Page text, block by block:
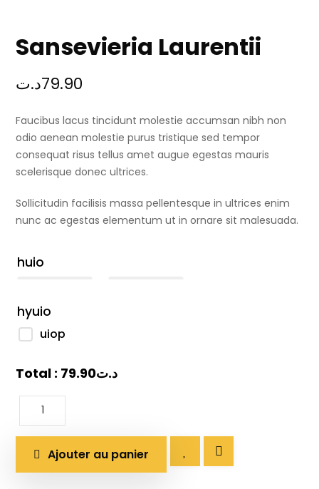
Sansevieria Laurentii
79.90د.ت
Faucibus lacus tincidunt molestie accumsan nibh non
odio aenean molestie purus tristique sed tempor
consequat risus tellus amet augue egestas mauris
scelerisque donec ultrices.
Sollicitudin facilisis massa pellentesque in ultrices enim
nunc ac egestas elementum ut in ornare sit malesuada.
huio
hyuio
uiop
Total : 79.90د.ت
Ajouter au panier